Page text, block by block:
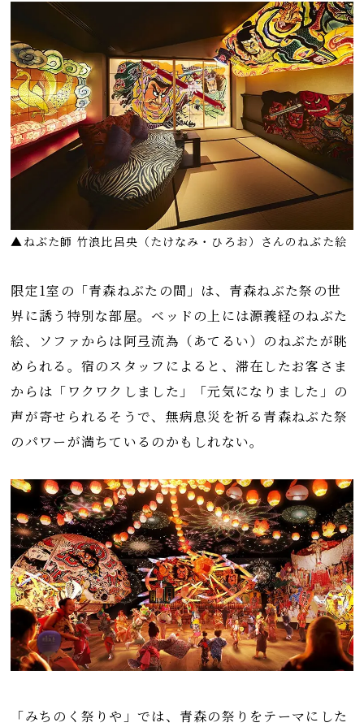
▲ねぶた師 竹浪比呂央（たけなみ・ひろお）さんのねぶた絵
限定1室の「青森ねぶたの間」は、青森ねぶた祭の世
界に誘う特別な部屋。ベッドの上には源義経のねぶた
絵、ソファからは阿弖流為（あてるい）のねぶたが眺
められる。宿のスタッフによると、滞在したお客さま
からは「ワクワクしました」「元気になりました」の
声が寄せられるそうで、無病息災を祈る青森ねぶた祭
のパワーが満ちているのかもしれない。
「みちのく祭りや」では、青森の祭りをテーマにした